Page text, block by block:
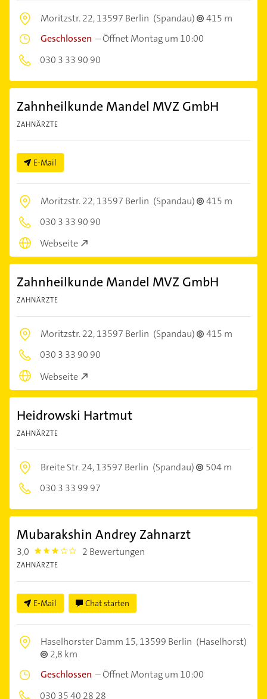
Moritzstr. 22,13597 Berlin (Spandau)
415 m
Geschlossen –Öffnet Montag um 10:00
030 3 33 90 90
Zahnheilkunde Mandel MVZ GmbH
ZAHNÄRZTE
E-Mail
Moritzstr. 22,13597 Berlin (Spandau)
415 m
030 3 33 90 90
Webseite
Zahnheilkunde Mandel MVZ GmbH
ZAHNÄRZTE
Moritzstr. 22,13597 Berlin (Spandau)
415 m
030 3 33 90 90
Webseite
Heidrowski Hartmut
ZAHNÄRZTE
Breite Str. 24,13597 Berlin (Spandau)
504 m
030 3 33 99 97
Mubarakshin Andrey Zahnarzt
3,0 3.0 2 Bewertungen
ZAHNÄRZTE
E-Mail Chat starten
Haselhorster Damm 15,13599 Berlin (Haselhorst)
2,8 km
Geschlossen –Öffnet Montag um 10:00
030 35 40 28 28